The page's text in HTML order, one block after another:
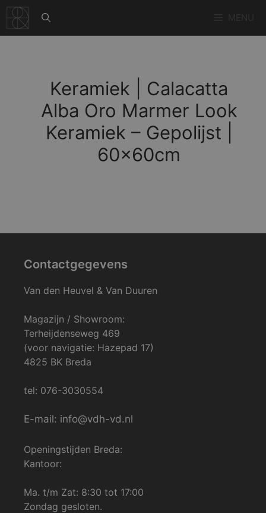
naar
de
Keramiek | Calacatta
Alba Oro Marmer Look
Keramiek – Gepolijst |
60x60cm
Contactgegevens
Van den Heuvel & Van Duuren
Magazijn / Showroom:
Terheijdenseweg 469
(voor navigatie: Hazepad 17)
4825 BK Breda
tel: 076-3030554
E-mail: info@vdh-vd.nl
Openingstijden Breda:
Kantoor:
Ma. t/m Zat: 8:30 tot 17:00
Zondag gesloten.